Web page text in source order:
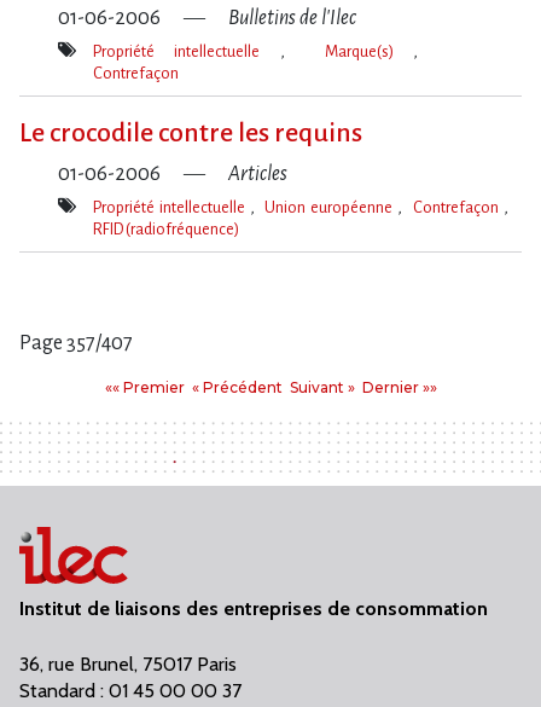
01-06-2006 Bulletins de l'Ilec
Mot(s)-
Propriété intellectuelle
Marque(s)
Contrefaçon
Le crocodile contre les requins
01-06-2006 Articles
Mot(s)-
Propriété intellectuelle Union européenne
Contrefaçon
RFID (radiofréquence)
Page 357/407
«« PremierPremier
« PrécédentPrécédent
Suivant
Suivant » Dernier
Dernier »»
Institut de liaisons des entreprises de consommation
36, rue Brunel, 75017 Paris
Standard : 01 45 00 00 37